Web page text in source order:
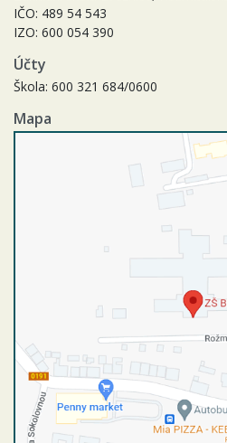
IČO: 489 54 543
IZO: 600 054 390
Účty
Škola: 600 321 684/0600
Mapa